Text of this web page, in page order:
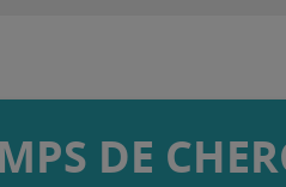
DE